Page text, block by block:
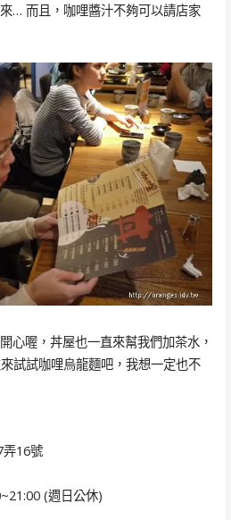
… 而且，咖哩醬汁不夠可以請店家
心喔，丼屋也一直來幫我們加茶水，
試試咖哩烏龍麵吧，我想一定也不
16號
(週日公休)